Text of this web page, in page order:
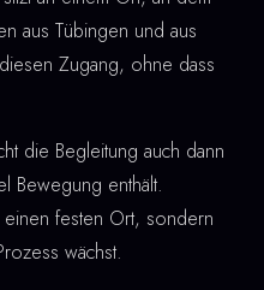
aus Tübingen und aus
Zugang, ohne dass
die Begleitung auch dann
Bewegung enthält.
einen festen Ort, sondern
wächst.